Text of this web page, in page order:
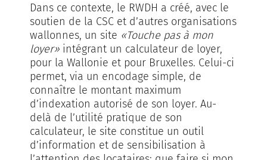
Dans ce contexte, le RWDH a créé, avec le
soutien de la CSC et d’autres organisations
wallonnes, un site «Touche pas à mon
loyer» intégrant un calculateur de loyer,
pour la Wallonie et pour Bruxelles. Celui-ci
permet, via un encodage simple, de
connaître le montant maximum
d’indexation autorisé de son loyer. Au-
delà de l’utilité pratique de son
calculateur, le site constitue un outil
d’information et de sensibilisation à